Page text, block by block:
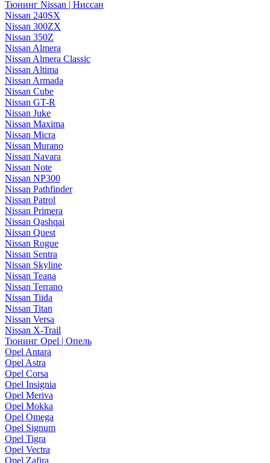
Тюнинг Nissan | Ниссан
Nissan 240SX
Nissan 300ZX
Nissan 350Z
Nissan Almera
Nissan Almera Classic
Nissan Altima
Nissan Armada
Nissan Cube
Nissan GT-R
Nissan Juke
Nissan Maxima
Nissan Micra
Nissan Murano
Nissan Navara
Nissan Note
Nissan NP300
Nissan Pathfinder
Nissan Patrol
Nissan Primera
Nissan Qashqai
Nissan Quest
Nissan Rogue
Nissan Sentra
Nissan Skyline
Nissan Teana
Nissan Terrano
Nissan Tiida
Nissan Titan
Nissan Versa
Nissan X-Trail
Тюнинг Opel | Опель
Opel Antara
Opel Astra
Opel Corsa
Opel Insignia
Opel Meriva
Opel Mokka
Opel Omega
Opel Signum
Opel Tigra
Opel Vectra
Opel Zafira